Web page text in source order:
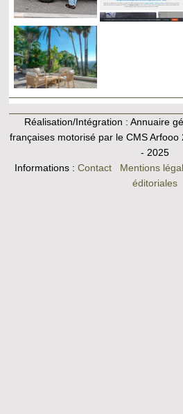
Réalisation/Intégration : Annuaire
françaises motorisé par le CMSArfooo
- 2025
Informations :Contact Mentions
éditoriales